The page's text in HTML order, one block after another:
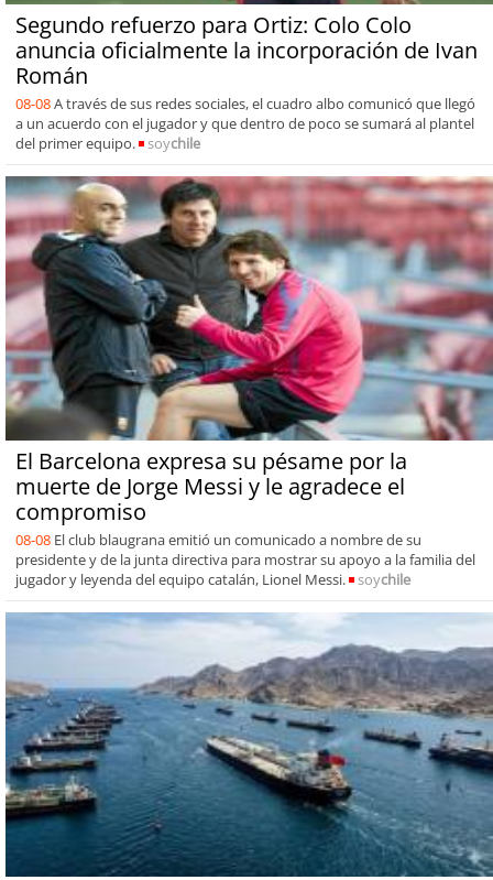
Segundo refuerzo para Ortiz: Colo Colo
anuncia oficialmente la incorporación de Ivan
Román
08-08A través de sus redes sociales, el cuadro albo comunicó que llegó
a un acuerdo con el jugador y que dentro de poco se sumará al plantel
del primer equipo.
soychile
El Barcelona expresa su pésame por la
muerte de Jorge Messi y le agradece el
compromiso
08-08 El club blaugrana emitió un comunicado a nombre de su
presidente y de la junta directiva para mostrar su apoyo a la familia del
jugador y leyenda del equipo catalán, Lionel Messi.
soychile